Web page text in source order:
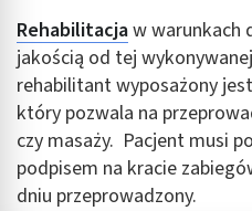
Rehabilitacjaw warunkach
jakością od tej
rehabilitant wyposażony
który pozwala na
czy masaży. Pacjent musi
podpisem na kracie
dniu przeprowadzony.